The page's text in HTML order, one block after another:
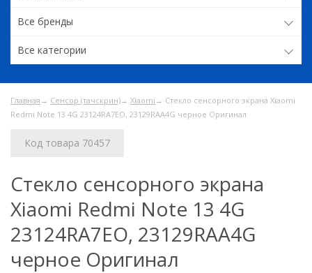
Все бренды
Все категории
Главная → Сенсор (тачскрин)→ Xiaomi → Стекло сенсорного экрана Xiaomi
Redmi Note 13 4G 23124RA7EO, 23129RAA4G черное Оригинал
Код товара 70457
Стекло сенсорного экрана
Xiaomi Redmi Note 13 4G
23124RA7EO, 23129RAA4G
черное Оригинал